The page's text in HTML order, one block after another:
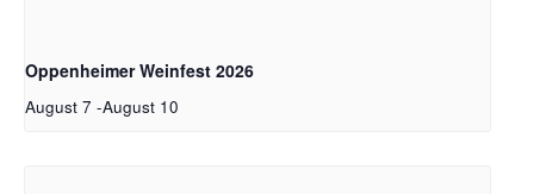
Oppenheimer Weinfest 2026
August 7 -August 10